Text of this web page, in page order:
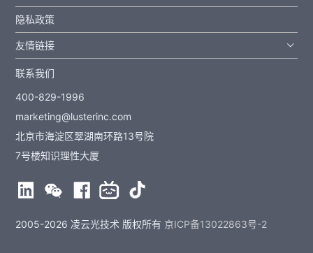
隐私政策
友情链接
联系我们
400-829-1996
marketing@lusterinc.com
北京市海淀区翠湖南环路13号院
7号楼知识理性大厦
2005-2026 凌云光技术 版权所有 京ICP备13022863号-2